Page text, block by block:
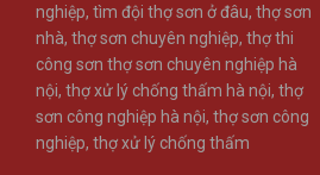
nghiệp, tìm đội thợ sơn ở đâu, thợ sơn
nhà, thợ sơn chuyên nghiệp, thợ thi
công sơn thợ sơn chuyên nghiệp hà
nội, thợ xử lý chống thấm hà nội, thợ
sơn công nghiệp hà nội, thợ sơn công
nghiệp, thợ xử lý chống thấm